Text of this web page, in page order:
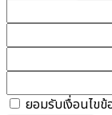
ยอมรับเงื่อนไข